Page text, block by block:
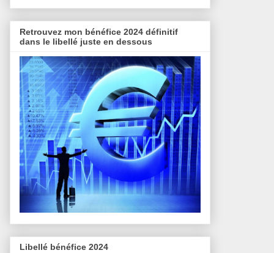
Retrouvez mon bénéfice 2024 définitif
dans le libellé juste en dessous
Libellé bénéfice 2024